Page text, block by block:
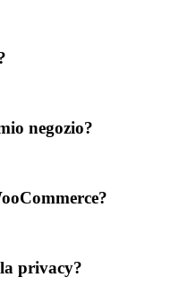
negozio?
privacy?